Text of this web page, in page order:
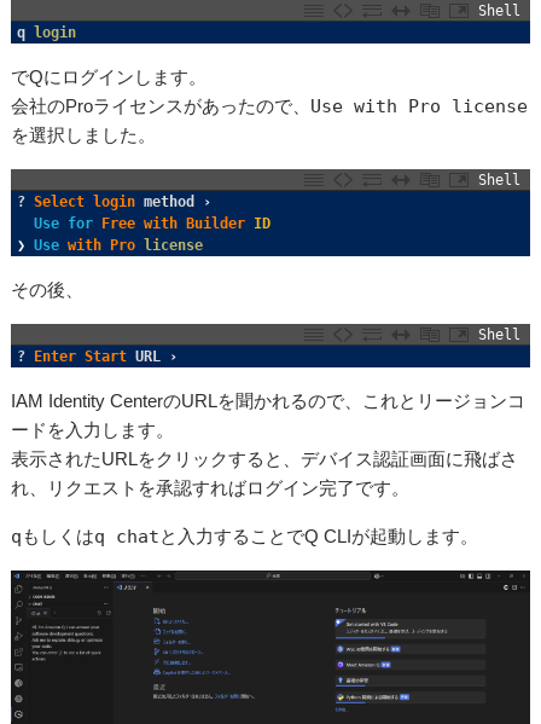
Shell
q login
でQにログインします。
会社のProライセンスがあったので、 Use with Pro license
を選択しました。
Shell
? Select login method
›
Use for Free with Builder ID
❯
Use with Pro license
その後、
Shell
? Enter Start URL ›
IAM Identity CenterのURLを聞かれるので、これとリージョンコ
ードを入力します。
表示されたURLをクリックすると、デバイス認証画面に飛ばさ
れ、リクエストを承認すればログイン完了です。
q もしくはq chatと入力することでQ CLIが起動します。